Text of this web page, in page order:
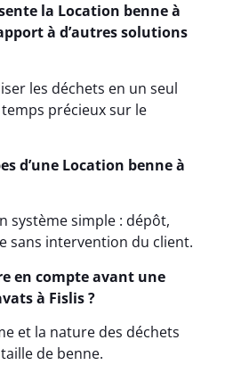
la Location benne à
à d’autres solutions
les déchets en un seul
précieux sur le
d’une Location benne à
système simple : dépôt,
sans intervention du client.
en compte avant une
à Fislis ?
et la nature des déchets
de benne.